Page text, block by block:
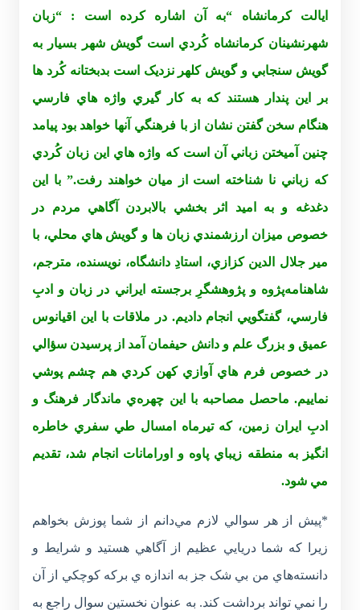
ايالت کرمانشاه “به آن اشاره کرده است : “زبان
شهرنشينان کرمانشاه کُردي است گويش شهر بسيار به
گويش سنجابي و گويش کلهر نزديک است بدبختانه کُرد ها
بر اين پندار هستند که به کار گيري واژه هاي فارسي
هنگام سخن گفتن نشان از با فرهنگي آنها خواهد بود پيامد
چنين آميختن زباني آن است که واژه هاي اين زبان کُردي
که زباني نا شناخته است از ميان خواهند رفت.” با اين
دغدغه و به اميد اثر بخشي بالابردن آگاهي مردم در
خصوص ميزان ارزشمندي زبان ها و گويش هاي محلي، با
مير جلال الدين کزازي، استادِ دانشگاه، نويسنده، مترجم،
شاهنامه‌پژوه و پژوهشگرِ برجسته ايراني در زبان و ادبِ
فارسي، گفتگويي انجام داديم. در ملاقات با اين اقيانوس
عميق و بزرگ علم و دانش حيفمان آمد از پرسيدن سؤالي
در خصوص فرم هاي آوازي کهن کردي هم چشم پوشي
نماييم. ماحصل مصاحبه با اين چهره‌ي‌ ماندگار فرهنگ و
ادبِ ايران زمين، که تيرماه امسال طي سفري خاطره
انگيز به منطقه زيباي پاوه و اورامانات انجام شد، تقديم
مي شود.
*پيش از هر سوالي لازم مي‌دانم از شما پوزش بخواهم
زيرا که شما دريايي عظيم از آگاهي هستيد و شرايط و
دانسته‌هاي من بي شک جز به اندازه ي برکه کوچکي از آن
را نمي تواند برداشت کند. به عنوان نخستين سوال راجع به